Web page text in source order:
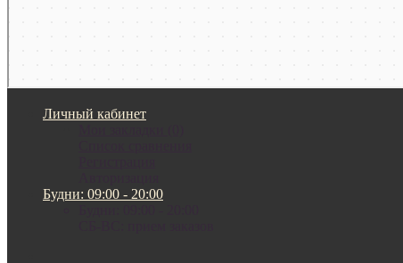
Личный кабинет
Будни: 09:00 - 20:00